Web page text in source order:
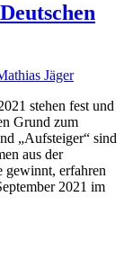
Jäger
stehen fest und
Grund zum
„Aufsteiger“ sind
aus der
gewinnt, erfahren
2021 im